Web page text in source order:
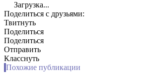
Загрузка...
Поделиться с друзьями:
Твитнуть
Поделиться
Поделиться
Отправить
Класснуть
Похожие публикации